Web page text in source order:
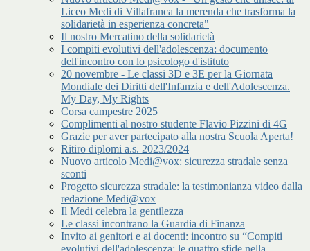
Liceo Medi di Villafranca la merenda che trasforma la
solidarietà in esperienza concreta"
Il nostro Mercatino della solidarietà
I compiti evolutivi dell'adolescenza: documento
dell'incontro con lo psicologo d'istituto
20 novembre - Le classi 3D e 3E per la Giornata
Mondiale dei Diritti dell'Infanzia e dell'Adolescenza.
My Day, My Rights
Corsa campestre 2025
Complimenti al nostro studente Flavio Pizzini di 4G
Grazie per aver partecipato alla nostra Scuola Aperta!
Ritiro diplomi a.s. 2023/2024
Nuovo articolo Medi@vox: sicurezza stradale senza
sconti
Progetto sicurezza stradale: la testimonianza video dalla
redazione Medi@vox
Il Medi celebra la gentilezza
Le classi incontrano la Guardia di Finanza
Invito ai genitori e ai docenti: incontro su “Compiti